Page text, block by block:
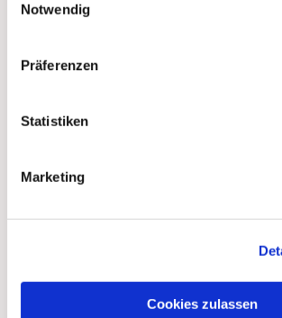
Notwendig
Präferenzen
Statistiken
Marketing
Cookies zulassen
Dies könnte Sie